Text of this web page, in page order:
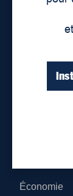
Lieux de
Économie